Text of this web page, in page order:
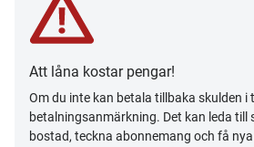
Att låna kostar pengar!
Om du inte kan betala tillbaka skulden i
betalningsanmärkning. Det kan leda
bostad, teckna abonnemang och få